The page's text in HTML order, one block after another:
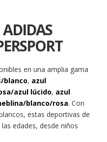
en una amplia gama
blanco, azul
azul lúcido, azul
blanco/rosa. Con
estas deportivas de
edades, desde niños